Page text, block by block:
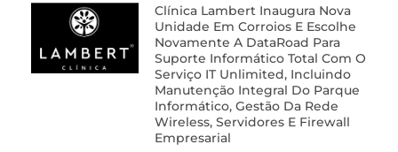
Clínica Lambert Inaugura Nova
Unidade Em Corroios E Escolhe
Novamente A DataRoad Para
Suporte Informático Total Com O
Serviço IT Unlimited, Incluindo
Manutenção Integral Do Parque
Informático, Gestão Da Rede
Wireless, Servidores E Firewall
Empresarial